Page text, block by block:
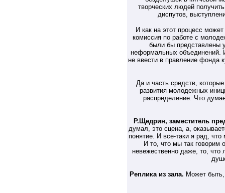
творческих людей
диспутов,
И как на этот процесс
комиссия по работе с
были бы представлены
неформальных объединений.
не ввести в правление фонда
Да и часть средств,
развития молодежных
распределение. Что
Р.Щедрин, заместитель
думал, это сцена, а,
понятие. И все-таки я рад,
И то, что мы так говорим
невежественно даже, то, что
Реплика из зала. Может быть,